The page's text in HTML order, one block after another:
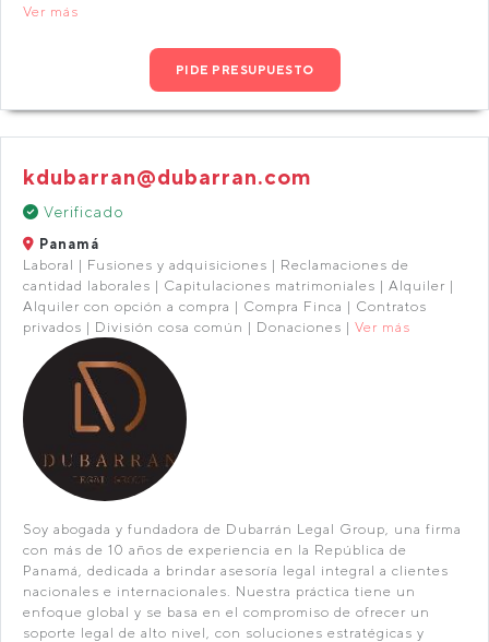
Ver más
PIDE PRESUPUESTO
kdubarran@dubarran.com
Verificado
Panamá
Laboral | Fusiones y adquisiciones | Reclamaciones de
cantidad laborales | Capitulaciones matrimoniales | Alquiler |
Alquiler con opción a compra | Compra Finca | Contratos
privados | División cosa común | Donaciones | Ver más
Soy abogada y fundadora de Dubarrán Legal Group, una firma
con más de 10 años de experiencia en la República de
Panamá, dedicada a brindar asesoría legal integral a clientes
nacionales e internacionales. Nuestra práctica tiene un
enfoque global y se basa en el compromiso de ofrecer un
soporte legal de alto nivel, con soluciones estratégicas y